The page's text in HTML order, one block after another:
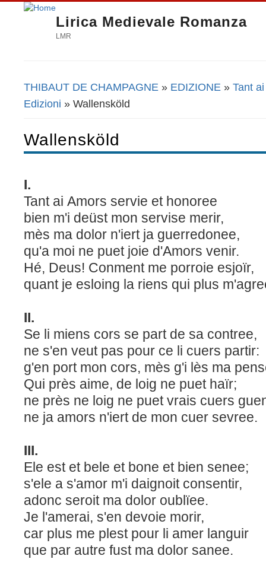
Lirica Medievale Romanza
LMR
Tu sei qui
THIBAUT DE CHAMPAGNE » EDIZIONE » Tant
Edizioni » Wallensköld
Wallensköld
I.
Tant ai Amors servie et honoree
bien m'i deüst mon servise merir,
mès ma dolor n'iert ja guerredonee,
qu'a moi ne puet joie d'Amors venir.
Hé, Deus! Conment me porroie esjoïr,
quant je esloing la riens qui plus
II.
Se li miens cors se part de sa contree,
ne s'en veut pas pour ce li cuers partir:
g'en port mon cors, mès g'i lès ma
Qui près aime, de loig ne puet haïr;
ne près ne loig ne puet vrais cuers
ne ja amors n'iert de mon cuer sevree.
III.
Ele est et bele et bone et bien senee;
s'ele a s'amor m'i daignoit consentir,
adonc seroit ma dolor oublïee.
Je l'amerai, s'en devoie morir,
car plus me plest pour li amer languir
que par autre fust ma dolor sanee.